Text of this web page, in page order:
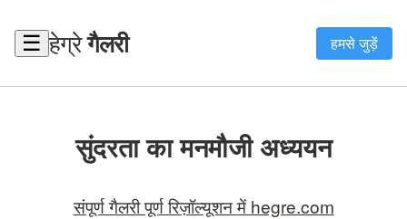
☰ हेग्रेगैलरी हमसे जुड़ें
सुंदरता का मनमौजी अध्ययन
संपूर्ण गैलरी पूर्ण रिज़ॉल्यूशन में hegre.com